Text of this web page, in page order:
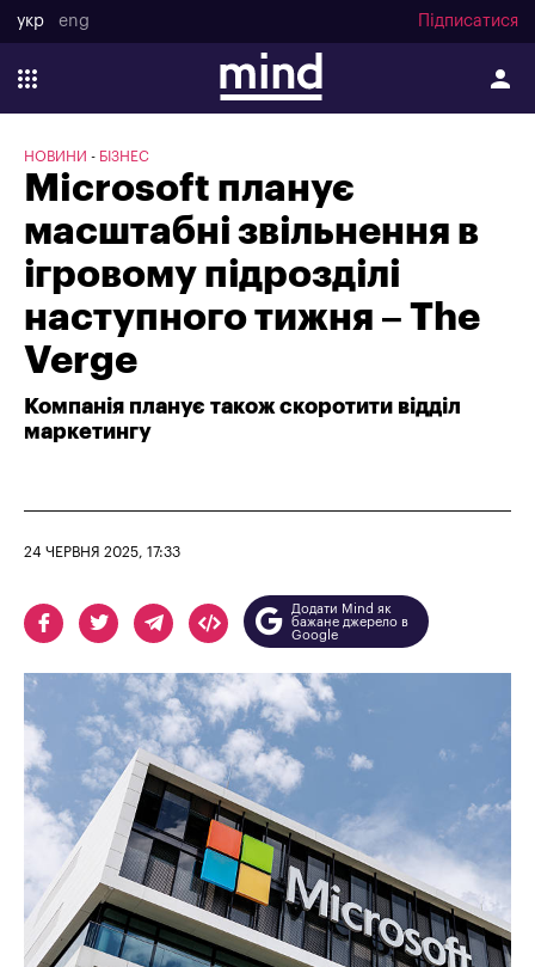
укр eng Підписатися
НОВИНИ БІЗНЕС
Microsoft планує
масштабні звільнення в
ігровому підрозділі
наступного тижня – The
Verge
Компанія планує також скоротити відділ
маркетингу
24 ЧЕРВНЯ 2025, 17:33
Додати Mind як
бажане джерело в
Google